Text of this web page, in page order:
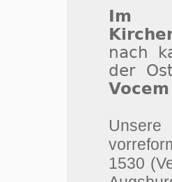
Im
nach
der
1530